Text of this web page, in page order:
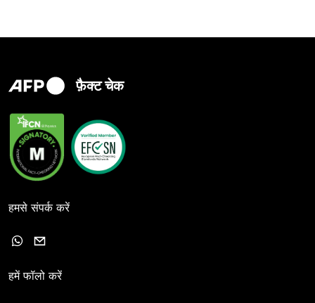
फ़ैक्ट चेक
हमसे संपर्क करें
हमें फॉलो करें